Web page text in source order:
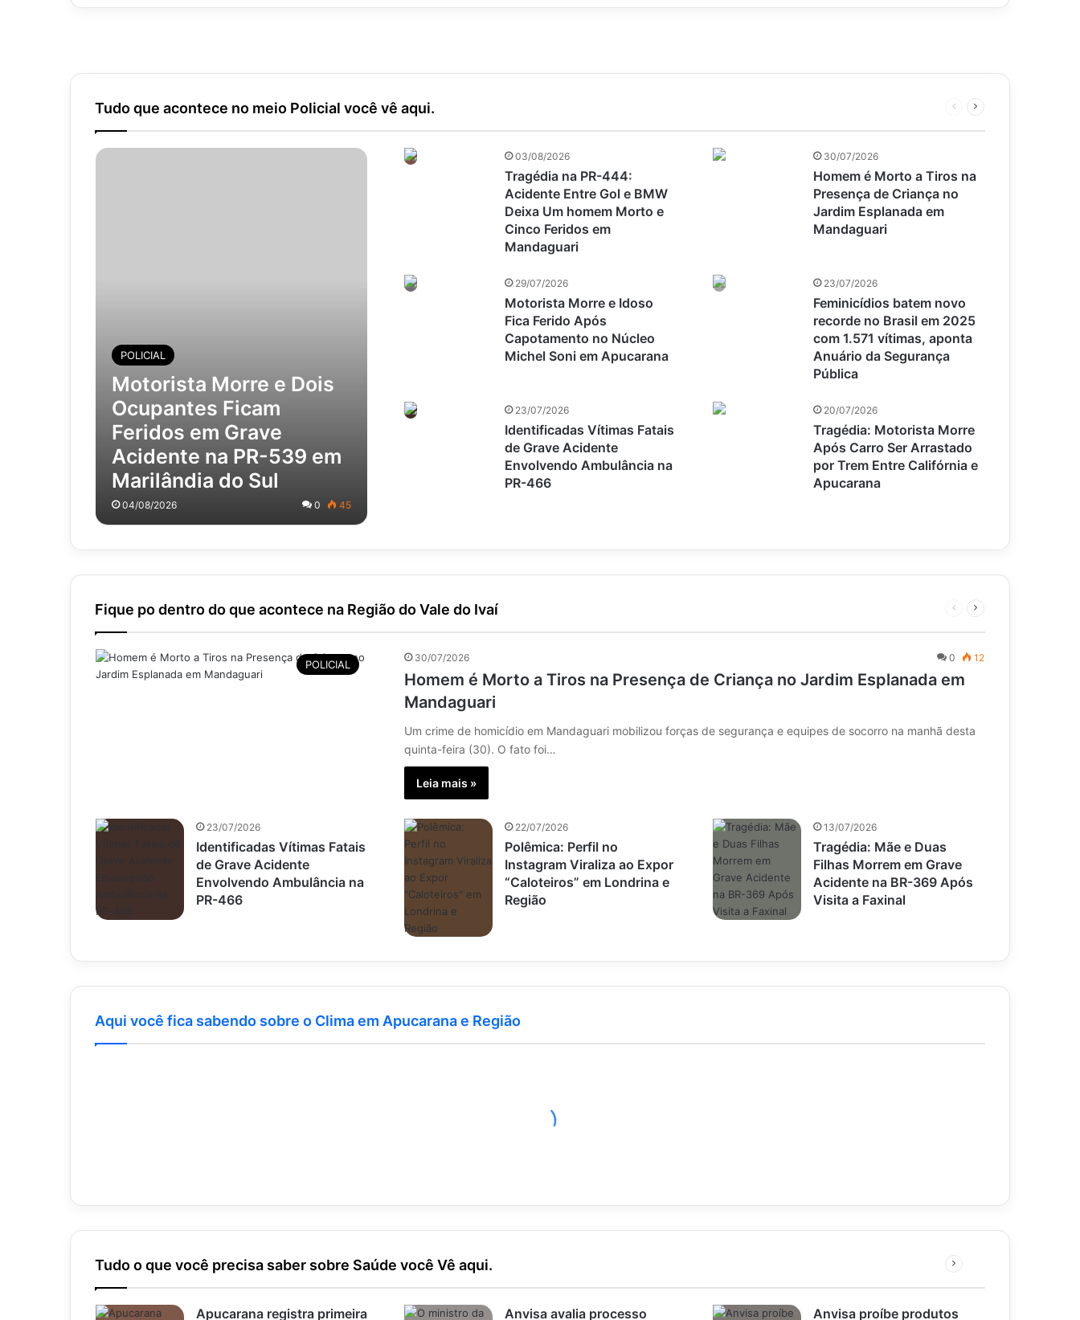
Tudo que acontece no meio Policial você vê aqui.
PáginaPróxima
POLICIAL
Motorista Morre e Dois
Ocupantes Ficam
Feridos em Grave
Acidente na PR-539 em
Marilândia do Sul
04/08/2026 0 45
03/08/2026
Tragédia na PR-444:
Acidente Entre Gol e BMW
Deixa Um homem Morto e
Cinco Feridos em
Mandaguari
30/07/2026
Homem é Morto a Tiros na
Presença de Criança no
Jardim Esplanada em
Mandaguari
29/07/2026
Motorista Morre e Idoso
Fica Ferido Após
Capotamento no Núcleo
Michel Soni em Apucarana
23/07/2026
Feminicídios batem novo
recorde no Brasil em 2025
com 1.571 vítimas, aponta
Anuário da Segurança
Pública
23/07/2026
Identificadas Vítimas Fatais
de Grave Acidente
Envolvendo Ambulância na
PR-466
20/07/2026
Tragédia: Motorista Morre
Após Carro Ser Arrastado
por Trem Entre Califórnia e
Apucarana
Fique po dentro do que acontece na Região do Vale do Ivaí
PáginaPróxima
POLICIAL
30/07/2026 0 12
Homem é Morto a Tiros na Presença de Criança no Jardim Esplanada em
Mandaguari
Um crime de homicídio em Mandaguari mobilizou forças de segurança e equipes de socorro na manhã desta
quinta-feira (30). O fato foi…
Leia mais »
23/07/2026
Identificadas Vítimas Fatais
de Grave Acidente
Envolvendo Ambulância na
PR-466
22/07/2026
Polêmica: Perfil no
Instagram Viraliza ao Expor
“Caloteiros” em Londrina e
Região
13/07/2026
Tragédia: Mãe e Duas
Filhas Morrem em Grave
Acidente na BR-369 Após
Visita a Faxinal
Aqui você fica sabendo sobre o Clima em Apucarana e Região
Tudo o que você precisa saber sobre Saúde você Vê aqui.
Próxima
Apucarana registra primeira Anvisa avalia processo Anvisa proíbe produtos